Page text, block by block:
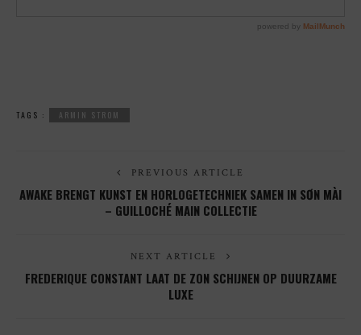
TAGS : ARMIN STROM
PREVIOUS ARTICLE
AWAKE BRENGT KUNST EN HORLOGETECHNIEK SAMEN IN SƠN MÀI
– GUILLOCHÉ MAIN COLLECTIE
NEXT ARTICLE
FREDERIQUE CONSTANT LAAT DE ZON SCHIJNEN OP DUURZAME
LUXE